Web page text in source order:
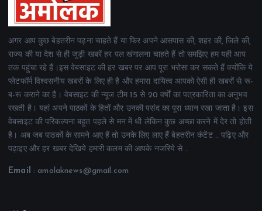
अगर आप कुछ बेहतरीन पढ़ना चाहते हैं या फिर अपने आसपास की, शहर की, जिले की,
राज्य की या देश से ही जुड़ी खबरें हर पल खंगालना चाहते हैं तो समझिए हम यही आप
तक पहुंचा रहे हैं।इस वेबसाइट की हर खबर पर आप पूरा भरोसा कर सकते हैं क्योंकि ये
प्लेटफॉर्म विश्वसनीय खबरों के लिए ही है और हमारा दायित्व आपको ऐसी ही खबरों से रू-
ब-रू कराने का है। वेबसाइट की न्यूज टीम 15 से 20 वर्षों का पत्रकारिता का अनुभव
रखती है। यहां अपने पाठकों के हितों और उनकी पसंद का पूरा ध्यान रखा जाता है। इस
वेबसाइट की परिकल्पना बहुत पहले से मन में थी लेकिन कुछ अच्छा करने में देर तो होती
है। अब जब पाठकों के सामने आए हैं तो उनके लिए लाए हैं बेहतरीन कंटेंट .. पढ़िए और
पढ़ाइए और हर खबर देखिये हमारी कलम की आपके नजरिये से ..
Email : amolaknews@gmail.com